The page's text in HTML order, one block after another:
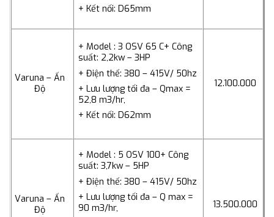
+ Kết nối: D65mm
Varuna – Ấn
Độ
+ Model : 3 OSV 65 C+ Công
suất: 2,2kw – 3HP
+ Điện thế: 380 – 415V/ 50hz
+ Lưu lượng tối đa – Qmax =
52,8 m3/hr,
+ Kết nối: D62mm
12.100.000
Varuna – Ấn
Độ
+ Model : 5 OSV 100+ Công
suất: 3,7kw – 5HP
+ Điện thế: 380 – 415V/ 50hz
+ Lưu lượng tối đa – Q max =
90 m3/hr,
13.500.000